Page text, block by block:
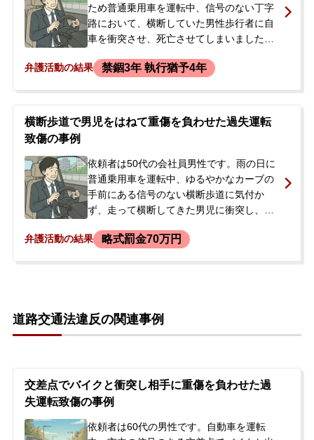
た。
ため普通乗用車を運転中、信号のない丁字
路において、横断していた男性歩行者に自
車を衝突させ、死亡させてしまいました。
たため被害者の発見が遅れたとのことで
後、依頼者は保険会社を通じて対応してい
ましたが、遺族から直接の謝罪は待ってほ
困っていました。今後の刑事処分の流れや
遺族対応について相談するため、メールで
当事務所に連絡され、来所相談を経て正式
に依頼されました。
弁護活動の結果 禁錮3年 執行猶予4年
横断歩道で男児をはねて重傷を負わせた過失運転
致傷の事例
依頼者は50代の会社員男性です。雨の日に
普通乗用車を運転中、ゆるやかなカーブの
手前にある信号のない横断歩道に気付か
ず、走って横断してきた男児に衝突し、車
故により、男児は頭蓋骨開放性骨折や大腿
相談に来られました。なお、被害者との示
談交渉は、依頼者が加入する任意保険会社
弁護活動の結果 略式罰金70万円
道路交通法違反の関連事例
交差点でバイクと衝突し相手に重傷を負わせた過
失運転致傷の事例
依頼者は60代の男性です。自動車を運転